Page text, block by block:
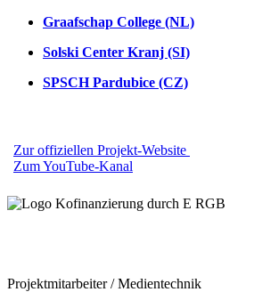
Graafschap College (NL)
Solski Center Kranj (SI)
SPSCH Pardubice (CZ)
Zur offiziellen Projekt-Website
Zum YouTube-Kanal
Projektmitarbeiter / Medientechnik